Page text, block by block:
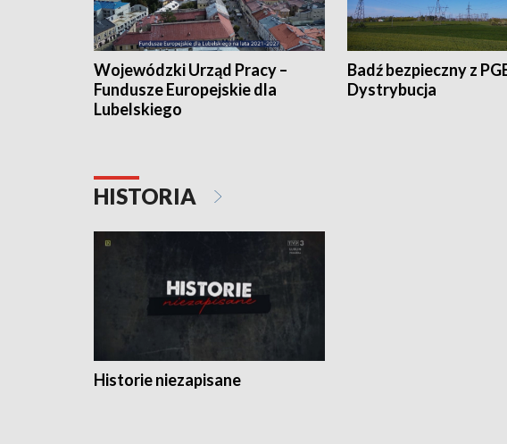
Wojewódzki Urząd Pracy –
Fundusze Europejskie dla
Lubelskiego
Badź bezpieczny z
Dystrybucja
HISTORIA
Historie niezapisane